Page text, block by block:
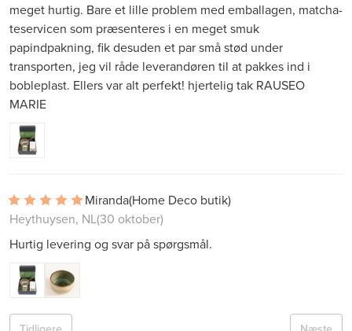
meget hurtig. Bare et lille problem med emballagen, matcha-
teservicen som præsenteres i en meget smuk
papindpakning, fik desuden et par små stød under
transporten, jeg vil råde leverandøren til at pakkes ind i
bobleplast. Ellers var alt perfekt! hjertelig tak RAUSEO
MARIE
Miranda(Home Deco butik)
Heythuysen, NL(30 oktober)
Hurtig levering og svar på spørgsmål.